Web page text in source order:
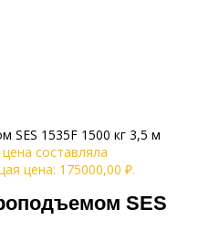
SES 1535F 1500 кг 3,5 м
составляла
цена: 175000,00 ₽.
SES